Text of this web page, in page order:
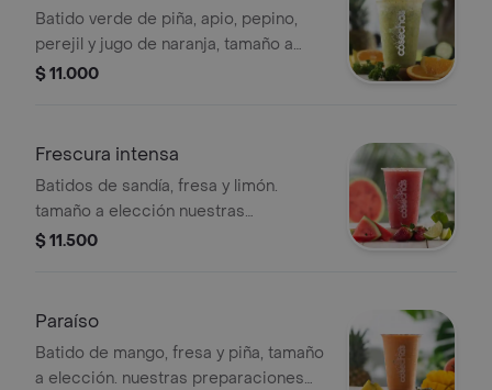
Batido verde de piña, apio, pepino,
perejil y jugo de naranja, tamaño a
elección. nuestras preparaciones se
realizar modificaciones en los
$ 11.000
Frescura intensa
Batidos de sandía, fresa y limón.
tamaño a elección nuestras
preparaciones se encuentran
ingredientes
$ 11.500
Paraíso
Batido de mango, fresa y piña, tamaño
a elección. nuestras preparaciones